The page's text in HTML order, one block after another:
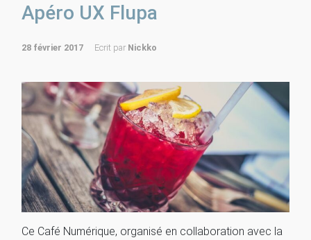
Apéro UX Flupa
28 février 2017 Ecrit par Nickko
Ce Café Numérique, organisé en collaboration avec la